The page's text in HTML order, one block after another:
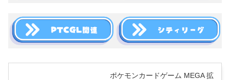
ポケモンカードゲーム MEGA 拡